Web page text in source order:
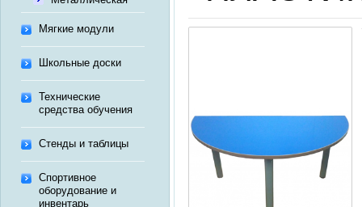
Мягкие модули
Школьные доски
Технические
средства обучения
Стенды и таблицы
Спортивное
оборудование и
инвентарь